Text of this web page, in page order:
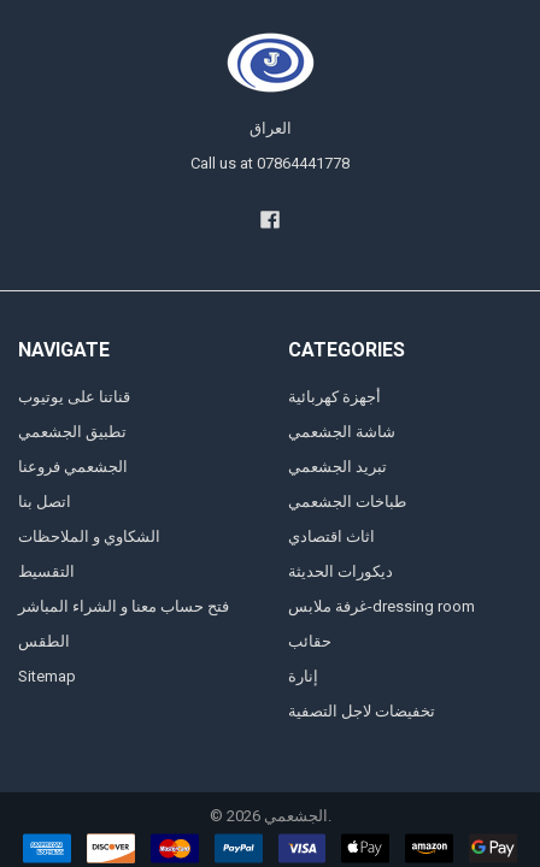
العراق
Call us at 07864441778
NAVIGATE
قناتنا على يوتيوب
تطبيق الجشعمي
الجشعمي فروعنا
اتصل بنا
الشكاوي و الملاحظات
التقسيط
فتح حساب معنا و الشراء المباشر
الطقس
Sitemap
CATEGORIES
أجهزة كهربائية
شاشة الجشعمي
تبريد الجشعمي
طباخات الجشعمي
اثاث اقتصادي
ديكورات الحديثة
غرفة ملابس-dressing room
حقائب
إنارة
تخفيضات لاجل التصفية
© 2026 الجشعمي.